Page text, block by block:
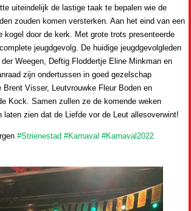
uiteindelijk de lastige taak te bepalen wie de
zouden komen versterken. Aan het eind van een
kogel door de kerk. Met grote trots presenteerde
jeugdgevolg. De huidige jeugdgevolgleden
Weegen, Deftig Floddertje Eline Minkman en
zijn ondertussen in goed gezelschap
Brent Visser, Leutvrouwke Fleur Boden en
Kock. Samen zullen ze de komende weken
laten zien dat de Liefde vor de Leut allesoverwint!
#Strienestad #Karnaval #Karnaval2022